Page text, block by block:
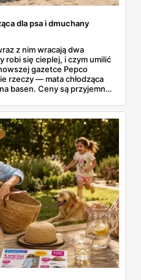
dla psa i dmuchany
z nim wracają dwa
robi się cieplej, i czym umilić
gazetce Pepco
rzeczy — mata chłodząca
basen. Ceny są przyjemne:
rozważyć na ten sezon
całej rodziny nad wodą.